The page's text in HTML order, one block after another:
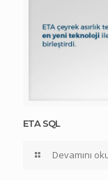
ETA SQL
Devamını